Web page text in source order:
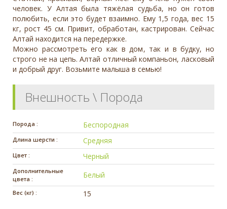
человек. У Алтая была тяжёлая судьба, но он готов
полюбить, если это будет взаимно. Ему 1,5 года, вес 15
кг, рост 45 см. Привит, обработан, кастрирован. Сейчас
Алтай находится на передержке.
Можно рассмотреть его как в дом, так и в будку, но
строго не на цепь. Алтай отличный компаньон, ласковый
и добрый друг. Возьмите малыша в семью!
Внешность \ Порода
Порода : Беспородная
Длина шерсти : Средняя
Цвет : Черный
Дополнительные
цвета :
Белый
Вес (кг) : 15